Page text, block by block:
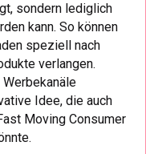
sondern lediglich
kann. So können
speziell nach
verlangen.
Idee, die auch
Moving Consumer